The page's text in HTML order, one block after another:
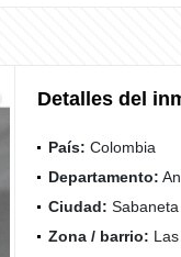
Detalles del
País: Colombia
Departamento:
Ciudad: Sabaneta
Zona / barrio: